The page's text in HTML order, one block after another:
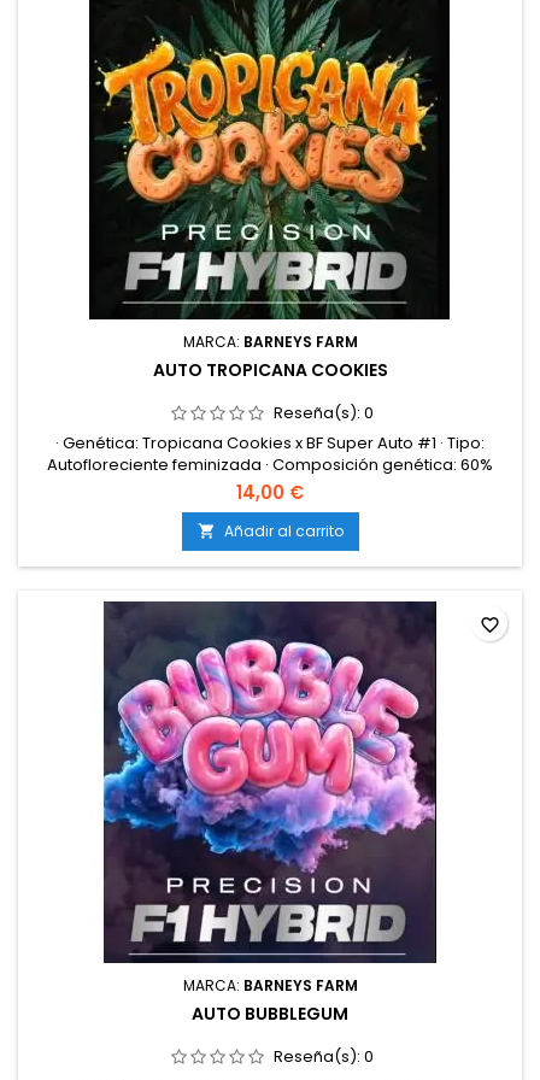
MARCA: BARNEYS FARM
AUTO TROPICANA COOKIES
Reseña(s): 0
· Genética: Tropicana Cookies x BF Super Auto #1 · Tipo:
Autofloreciente feminizada · Composición genética: 60%
sativa / 40% índica · Contenido de THC: 27% · Ciclo completo:
70-75 días desde germinación · Producción en interior: 400-
500 g/m² · Producción en exterior: 150-250 g/planta · Altura
en interior: 90-110 cm · Altura en exterior: 100-120 cm ·...
14,00 €
 Añadir al carrito
MARCA: BARNEYS FARM
AUTO BUBBLEGUM
Reseña(s): 0
favorite_border